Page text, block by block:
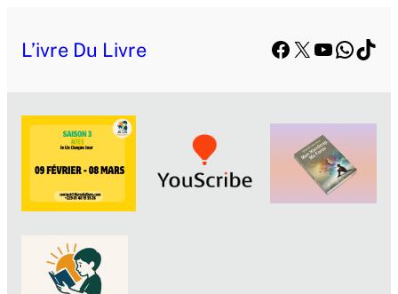
L’ivre Du Livre Facebook
X YouTube